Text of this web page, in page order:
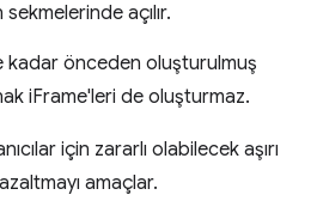
açılır.
kadar önceden oluşturulmuş
iFrame'leri de oluşturmaz.
için zararlı olabilecek aşırı
amaçlar.